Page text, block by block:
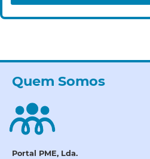
Quem Somos
Portal PME, Lda.